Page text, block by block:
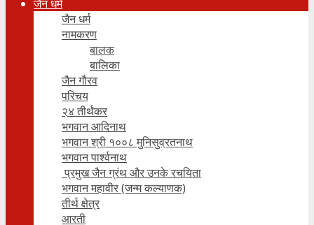
जैन धर्म
जैन धर्म
नामकरण
बालक
बालिका
जैन गौरव
परिचय
२४ तीर्थंकर
भगवान आदिनाथ
भगवान श्री १००८ मुनिसुव्रतनाथ
भगवान पार्श्वनाथ
प्रमुख जैन ग्रंथ और उनके रचयिता
भगवान महावीर (जन्म कल्याणक)
तीर्थ क्षेत्र
आरती